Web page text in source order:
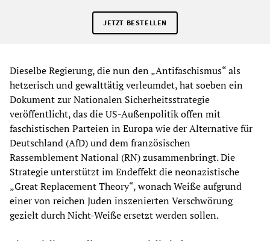
JETZT BESTELLEN
Dieselbe Regierung, die nun den „Antifaschismus“ als
hetzerisch und gewalttätig verleumdet, hat soeben ein
Dokument zur Nationalen Sicherheitsstrategie
veröffentlicht, das die US-Außenpolitik offen mit
faschistischen Parteien in Europa wie der Alternative für
Deutschland (AfD) und dem französischen
Rassemblement National (RN) zusammenbringt. Die
Strategie unterstützt im Endeffekt die neonazistische
„Great Replacement Theory“, wonach Weiße aufgrund
einer von reichen Juden inszenierten Verschwörung
gezielt durch Nicht-Weiße ersetzt werden sollen.